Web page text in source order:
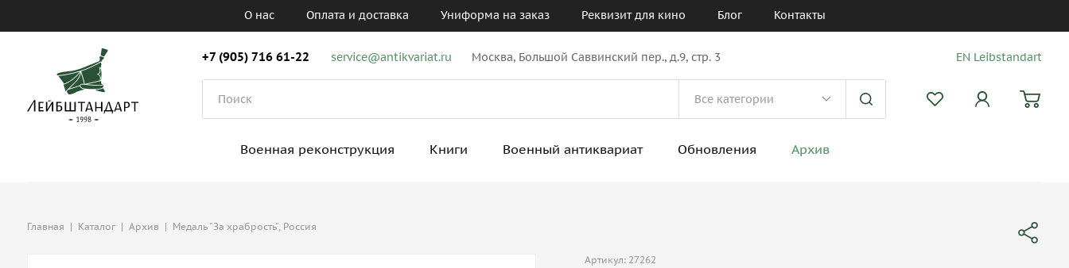
О нас Оплата и доставка Униформа на заказ Реквизит для кино Блог Контакты
+7 (905) 716 61-22 service@antikvariat.ru Москва, Большой Саввинский пер., д.9, стр. 3 EN Leibstandart
Военная реконструкция Книги Военный антиквариат Обновления Архив
Главная | Каталог | Архив | Медаль "За храбрость", Россия
Артикул: 27262